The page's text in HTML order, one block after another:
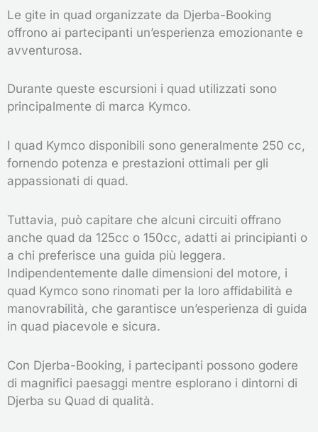
Le gite in quad organizzate da Djerba-Booking
offrono ai partecipanti un’esperienza emozionante e
avventurosa.
Durante queste escursioni i quad utilizzati sono
principalmente di marca Kymco.
I quad Kymco disponibili sono generalmente 250 cc,
fornendo potenza e prestazioni ottimali per gli
appassionati di quad.
Tuttavia, può capitare che alcuni circuiti offrano
anche quad da 125cc o 150cc, adatti ai principianti o
a chi preferisce una guida più leggera.
Indipendentemente dalle dimensioni del motore, i
quad Kymco sono rinomati per la loro affidabilità e
manovrabilità, che garantisce un’esperienza di guida
in quad piacevole e sicura.
Con Djerba-Booking, i partecipanti possono godere
di magnifici paesaggi mentre esplorano i dintorni di
Djerba su Quad di qualità.